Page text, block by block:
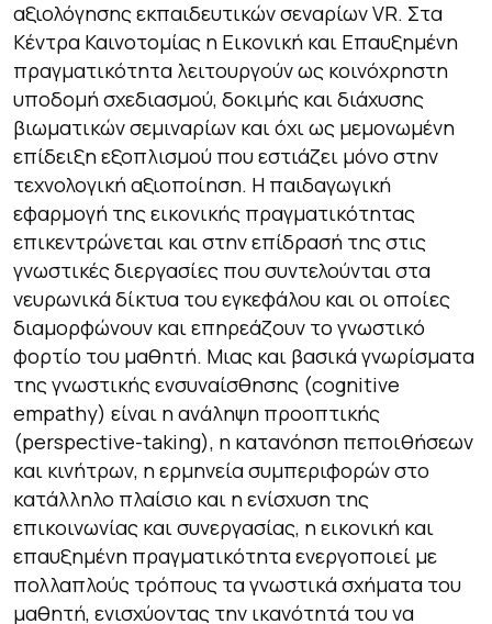
αξιολόγησης εκπαιδευτικών σεναρίων VR. Στα
Κέντρα Καινοτομίας η Εικονική και Επαυξημένη
πραγματικότητα λειτουργούν ως κοινόχρηστη
υποδομή σχεδιασμού, δοκιμής και διάχυσης
βιωματικών σεμιναρίων και όχι ως μεμονωμένη
επίδειξη εξοπλισμού που εστιάζει μόνο στην
τεχνολογική αξιοποίηση. Η παιδαγωγική
εφαρμογή της εικονικής πραγματικότητας
επικεντρώνεται και στην επίδρασή της στις
γνωστικές διεργασίες που συντελούνται στα
νευρωνικά δίκτυα του εγκεφάλου και οι οποίες
διαμορφώνουν και επηρεάζουν το γνωστικό
φορτίο του μαθητή. Μιας και βασικά γνωρίσματα
της γνωστικής ενσυναίσθησης (cognitive
empathy) είναι η ανάληψη προοπτικής
(perspective-taking), η κατανόηση πεποιθήσεων
και κινήτρων, η ερμηνεία συμπεριφορών στο
κατάλληλο πλαίσιο και η ενίσχυση της
επικοινωνίας και συνεργασίας, η εικονική και
επαυξημένη πραγματικότητα ενεργοποιεί με
πολλαπλούς τρόπους τα γνωστικά σχήματα του
μαθητή, ενισχύοντας την ικανότητά του να